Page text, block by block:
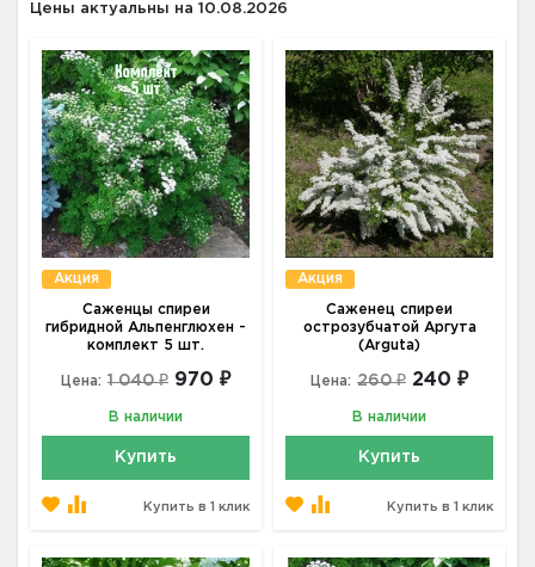
Цены актуальны на 10.08.2026
Акция
Саженцы спиреи
гибридной Альпенглюхен -
комплект 5 шт.
Цена: 1 040 ₽ 970 ₽
В наличии
Купить
Купить в 1 клик
Акция
Саженец спиреи
острозубчатой Аргута
(Arguta)
Цена: 260 ₽ 240 ₽
В наличии
Купить
Купить в 1 клик